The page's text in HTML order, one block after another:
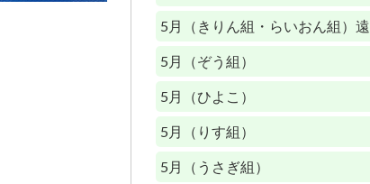
5月（きりん組・らいおん組）
5月（ぞう組）
5月（ひよこ）
5月（りす組）
5月（うさぎ組）